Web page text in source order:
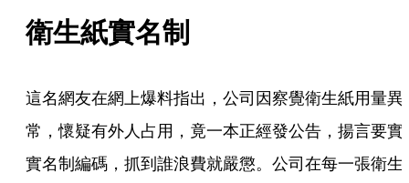
衛生紙實名制
這名網友在網上爆料指出，公司因察覺衛生紙用量異
常，懷疑有外人占用，竟一本正經發公告，揚言要實
實名制編碼，抓到誰浪費就嚴懲。公司在每一張衛生